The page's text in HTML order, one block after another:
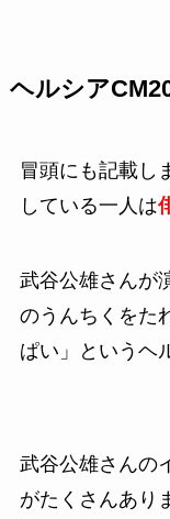
ヘルシア
冒頭にも記載し
している一人は
武谷公雄さんが
のうんちくをた
ぱい」というヘ
武谷公雄さんの
がたくさんあり